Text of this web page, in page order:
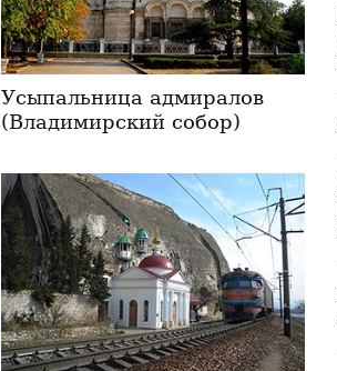
Усыпальница адмиралов
(Владимирский собор)